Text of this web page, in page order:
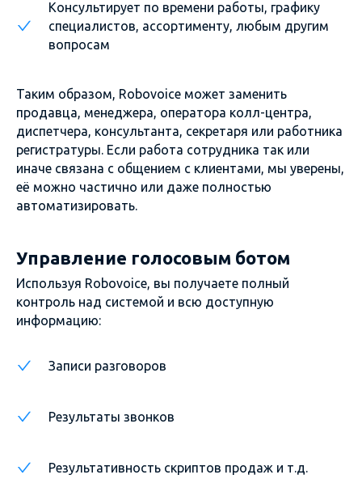
Консультирует по времени работы, графику
специалистов, ассортименту, любым другим
вопросам
Таким образом, Robovoice может заменить
продавца, менеджера, оператора колл-центра,
диспетчера, консультанта, секретаря или работника
регистратуры. Если работа сотрудника так или
иначе связана с общением с клиентами, мы уверены,
её можно частично или даже полностью
автоматизировать.
Управление голосовым ботом
Используя Robovoice, вы получаете полный
контроль над системой и всю доступную
информацию:
Записи разговоров
Результаты звонков
Результативность скриптов продаж и т.д.